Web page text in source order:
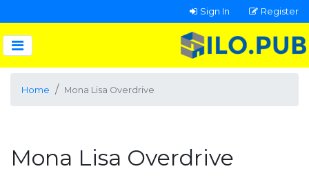
Sign In Register
Home Mona Lisa Overdrive
Mona Lisa Overdrive